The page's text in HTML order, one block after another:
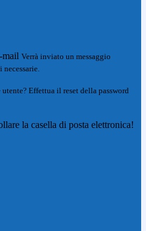
mail Verrà inviato un messaggio
Effettua il reset della password
la casella di posta elettronica!